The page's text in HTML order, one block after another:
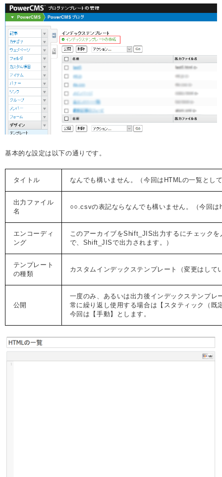
基本的な設定は以下の通りです。
タイトル なんでも構いません。（今回はHTMLの一覧とし
出力ファイル
名
○○.csvの表記ならなんでも構いません。（今回
エンコーディ
ング
このアーカイブをShift_JIS出力するにチェック
で、Shift_JISで出力されます。）
テンプレート
の種類
カスタムインデックステンプレート（変更はして
公開
一度のみ、あるいは出力後インデックステンプレ
常に繰り返し使用する場合は【スタティック（既
今回は【手動】とします。